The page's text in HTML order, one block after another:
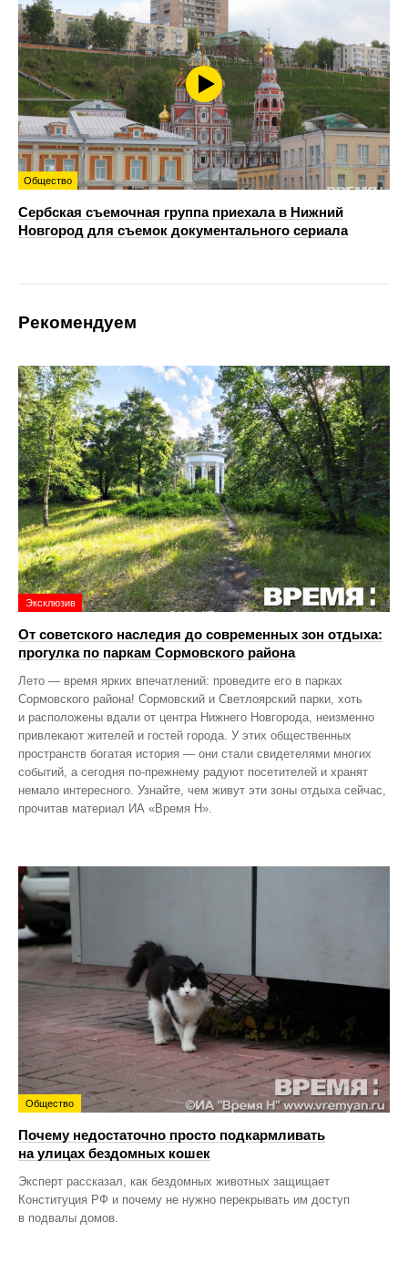
Общество
Сербская съемочная группа приехала в Нижний
Новгород для съемок документального сериала
Рекомендуем
Эксклюзив
От советского наследия до современных зон отдыха:
прогулка по паркам Сормовского района
Лето — время ярких впечатлений: проведите его в парках
Сормовского района! Сормовский и Светлоярский парки, хоть
и расположены вдали от центра Нижнего Новгорода, неизменно
привлекают жителей и гостей города. У этих общественных
пространств богатая история — они стали свидетелями многих
событий, а сегодня по‑прежнему радуют посетителей и хранят
немало интересного. Узнайте, чем живут эти зоны отдыха сейчас,
прочитав материал ИА «Время Н».
Общество
Почему недостаточно просто подкармливать
на улицах бездомных кошек
Эксперт рассказал, как бездомных животных защищает
Конституция РФ и почему не нужно перекрывать им доступ
в подвалы домов.